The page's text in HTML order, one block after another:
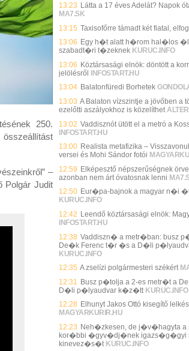
250.
összeállítást
–
Polgár Judit
13:23 Látta a 17 éves Adelát? Napok
MA7.SK
13:15 Taxisofőrre támadt két fiatal,
13:06 Egy h�t alatt h�rom hal�los
szabadt�ri t�zeknek KURUC.INFO
13:06 Köztársasági elnök: döntött a
jelölésről INFOSTART.HU
13:04 Balatonfüredi Borhetek
13:03 A Balaton vízszintje a jövőben a
ezelőtti aszályokhoz is közelíthet
13:02 Vaddisznót ütött el a metró a
INFOSTART.HU
13:00 Realista metafizika –
versei és Mohi Sándor fotói
12:59 Elképesztő népszerűségnek
azonban nem árt óvatosnak lenni
12:50 Eur�pa-bajnok a magyar n�i
KURUC.INFO
12:42 Leendő köztársasági elnök:
INFOSTART.HU
12:38 Vaddiszn� a metr�ban: busz
De�k Ferenc t�r �s a D�li
KURUC.INFO
12:35 A zselízi polgármesteri székért
12:31
Busz p�tolja a 2-es metr�t a
D�li p�lyaudvar k�z�tt KURUC.INFO
12:28 Elhunyt Jakos Ottó kisegítő
MAGYARKURIR.HU
12:23 Neh�zkesen, de j�v�hagyta a
kor�bbi �gyv�dj�nek igazs�g�gyi
kinevez�s�t KURUC.INFO